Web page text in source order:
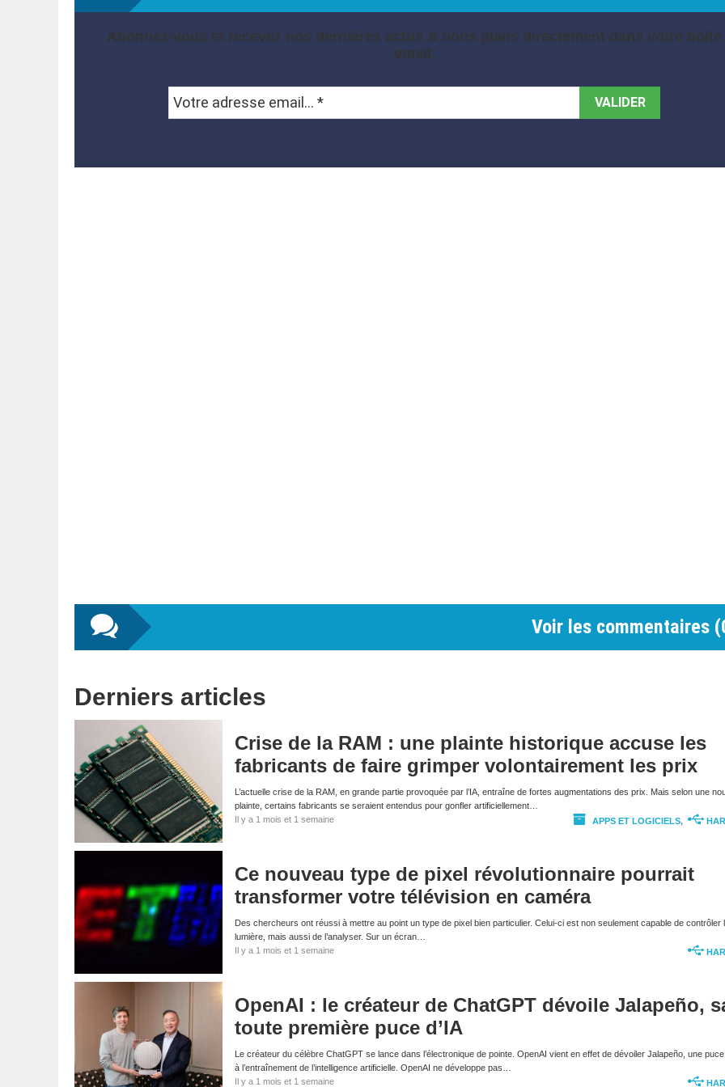
Abonnez-vous et recevez nos dernières actus & bons plans directement dans votre boite
email.
Voir les commentaires (
Derniers articles
Crise de la RAM : une plainte historique accuse les
fabricants de faire grimper volontairement les prix
L’actuelle crise de la RAM, en grande partie provoquée par l’IA, entraîne de fortes augmentations des prix. Mais selon une
plainte, certains fabricants se seraient entendus pour gonfler artificiellement…
Il y a 1 mois et 1 semaine
APPS ET LOGICIELS,
Ce nouveau type de pixel révolutionnaire pourrait
transformer votre télévision en caméra
Des chercheurs ont réussi à mettre au point un type de pixel bien particulier. Celui-ci est non seulement capable de contrôler
lumière, mais aussi de l’analyser. Sur un écran…
Il y a 1 mois et 1 semaine
OpenAI : le créateur de ChatGPT dévoile Jalapeño,
toute première puce d’IA
Le créateur du célèbre ChatGPT se lance dans l’électronique de pointe. OpenAI vient en effet de dévoiler Jalapeño, une
à l’entraînement de l’intelligence artificielle. OpenAI ne développe pas…
Il y a 1 mois et 1 semaine